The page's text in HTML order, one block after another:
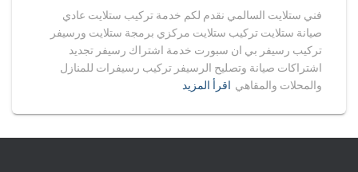
فني ستلايت السالمي نقدم لكم خدمة تركيب ستلايت عادي
صيانة ستلايت تركيب ستلايت مركزي برمجة ستلايت ورسيفر
تركيب رسيفر بي ان سبورت خدمة اشتراك رسيفر تجديد
اشتراكات صيانة وتصليح الرسيفر تركيب رسيفرات للمنازل
والمحلات والمقاهي اقرأ المزيد